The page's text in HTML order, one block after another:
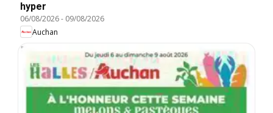
hyper
06/08/2026- 09/08/2026
Auchan